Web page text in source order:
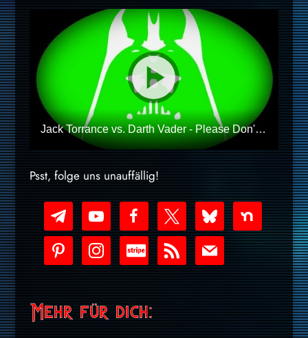
Jack Torrance vs. Darth Vader - Please Don't Use The Force
Psst, folge uns unauffällig!
telegram
youtube-
play
facebookx blueskynextdoor
pinterest instagram
cc-
stripe
rss mail
Mehr für dich: